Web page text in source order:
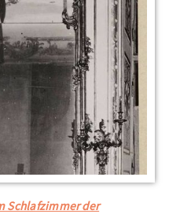
Schlafzimmer der